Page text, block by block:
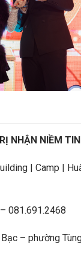
NHẬN NIỀM TIN
| Camp |
081.691.2468
– phường